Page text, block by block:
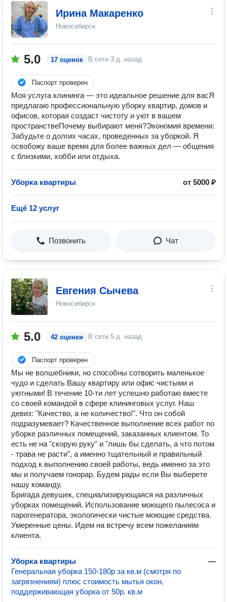
Ирина Макаренко
Новосибирск
5.0 17 оценок В сети 3 д. назад
Паспорт проверен
Моя услуга клининга — это идеальное решение для вас ​ Я
предлагаю профессиональную уборку квартир, домов и
офисов, которая создаст чистоту и уют в вашем
пространстве ​ Почему выбирают меня? ​ Экономия времени: ​
Забудьте о долгих часах, проведенных за уборкой. Я
освобожу ваше время для более важных дел — общения
с близкими, хобби или отдыха.
Уборка квартиры от 5000 ₽
Ещё 12 услуг
Позвонить Чат
Евгения Сычева
Новосибирск
5.0 42 оценки В сети 5 д. назад
Паспорт проверен
Мы не волшебники, но способны сотворить маленькое
чудо и сделать Вашу квартиру или офис чистыми и
уютными! В течение 10-ти лет успешно работаю вместе
со своей командой в сфере клининговых услуг. Наш
девиз: "Качество, а не количество!". Что он собой
подразумевает? Качественное выполнение всех работ по
уборке различных помещений, заказанных клиентом. То
есть не на "скорую руку" и "лишь бы сделать, а что потом
- трава не расти", а именно тщательный и правильный
подход к выполнению своей работы, ведь именно за это
мы и получаем гонорар. Будем рады если Вы выберете
нашу команду.
Бригада девушек, специализирующаяся на различных
уборках помещений. Использование моющего пылесоса и
парогенератора, экологически чистые моющие средства.
Умеренные цены. Идем на встречу всем пожеланиям
клиента.
Уборка квартиры
—
Генеральная уборка 150-180р за кв.м (смотря по
загрязнениям) плюс стоимость мытья окон,
поддерживающая уборка от 50р. кв.м